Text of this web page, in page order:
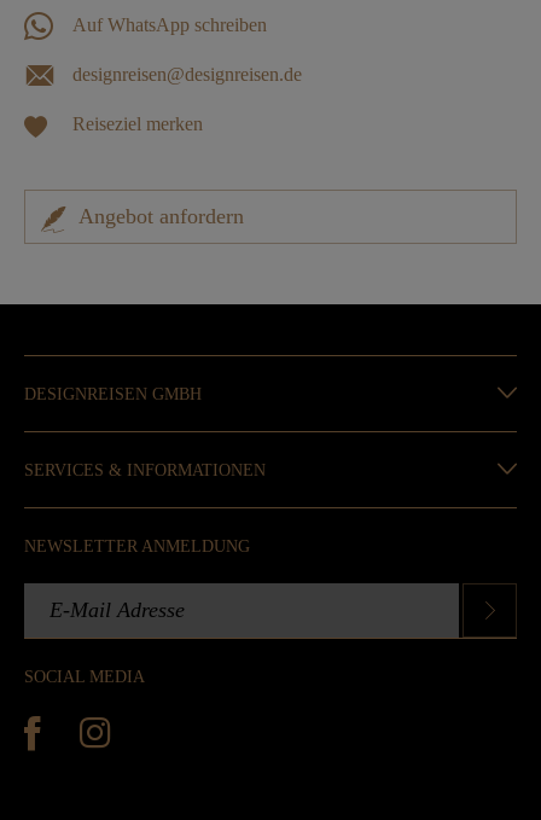
Auf WhatsApp schreiben
designreisen@designreisen.de
Reiseziel merken
Angebot anfordern
DESIGNREISEN GMBH
SERVICES & INFORMATIONEN
SOCIAL MEDIA
NEWSLETTER ANMELDUNG